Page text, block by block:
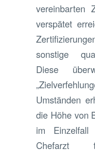
vereinbarten
verspätet
sonstige
Diese
Umständen
die Höhe von
im
Chefarzt